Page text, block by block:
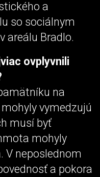
a
so sociálnym
areálu Bradlo.
ovplyvnili
na
vymedzujú
musí byť
mohyly
V neposlednom
a pokora